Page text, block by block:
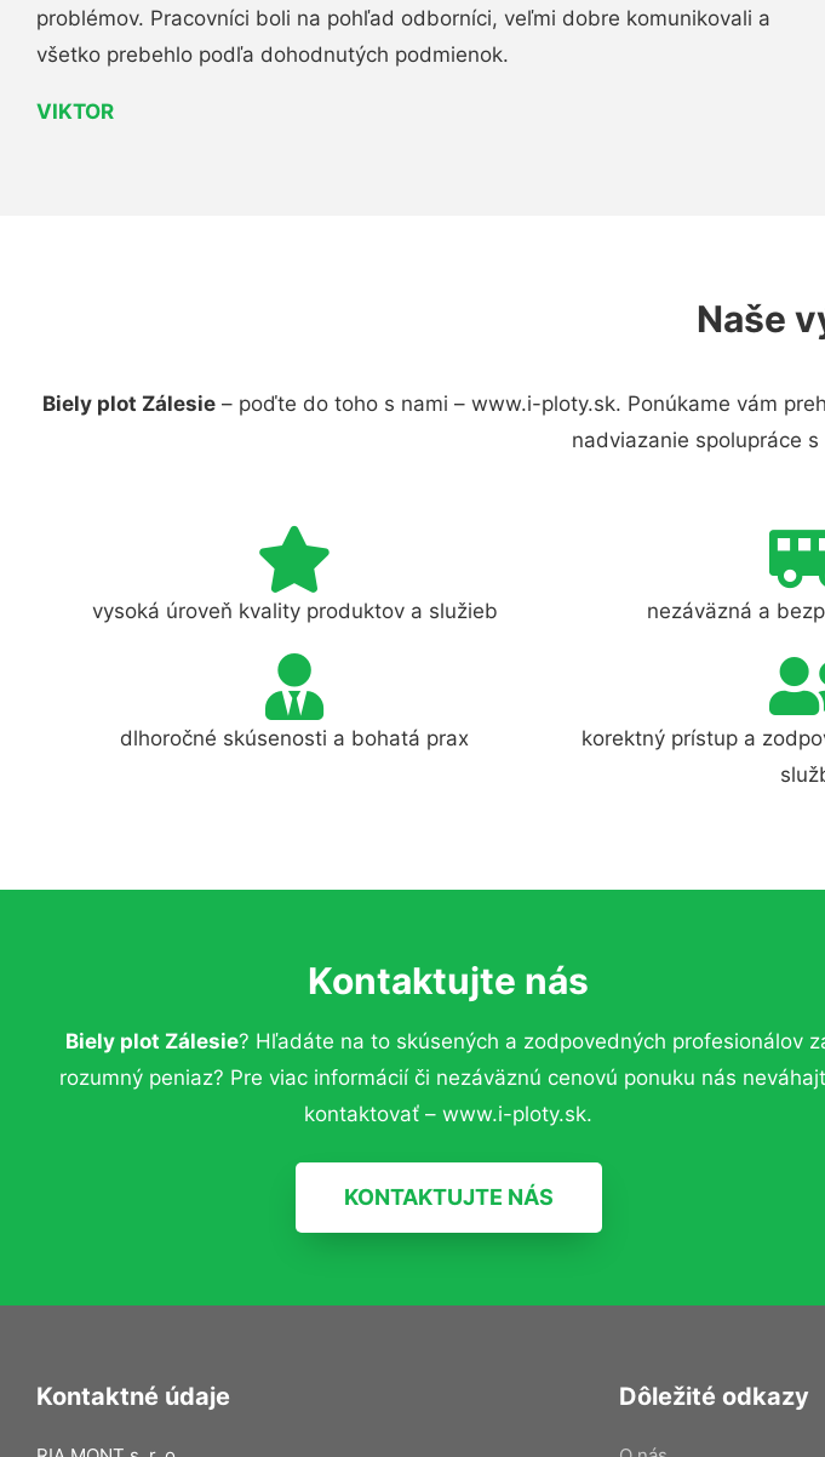
problémov. Pracovníci boli na pohľad odborníci, veľmi dobre komunikovali a
všetko prebehlo podľa dohodnutých podmienok.
VIKTOR
Naše
Biely plot Zálesie– poďte do toho s nami – www.i-ploty.sk. Ponúkame vám
nadviazanie spolupráce
vysoká úroveň kvality produktov a služieb nezáväzná a
dlhoročné skúsenosti a bohatá prax
korektný prístup a
Kontaktujte nás
Biely plot Zálesie? Hľadáte na to skúsených a zodpovedných profesionálov
rozumný peniaz? Pre viac informácií či nezáväznú cenovú ponuku nás
kontaktovať – www.i-ploty.sk.
KONTAKTUJTE NÁS
Kontaktné údaje Dôležité odkazy